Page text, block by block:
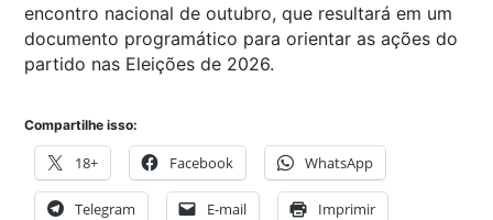
encontro nacional de outubro, que resultará em um
documento programático para orientar as ações do
partido nas Eleições de 2026.
Compartilhe isso:
18+ Facebook WhatsApp
Telegram E-mail Imprimir